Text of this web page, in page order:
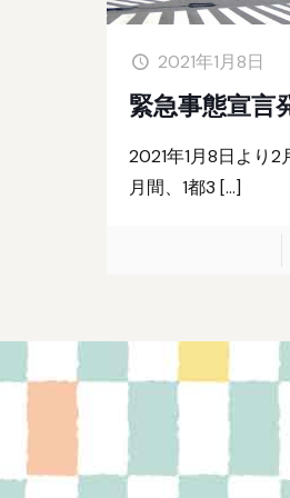
2021年1月8日
緊急事態宣言
2021年1月8日より2
月間、1都3 […]